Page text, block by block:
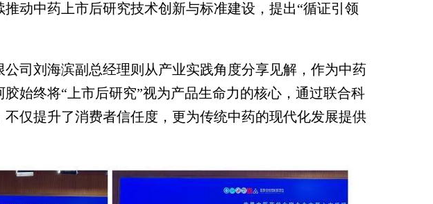
动中药上市后研究技术创新与标准建设，提出“循证引领
刘海滨副总经理则从产业实践角度分享见解，作为中药
始终将“上市后研究”视为产品生命力的核心，通过联合科
仅提升了消费者信任度，更为传统中药的现代化发展提供